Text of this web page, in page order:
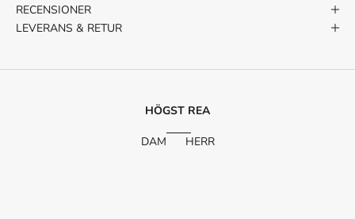
RECENSIONER
LEVERANS & RETUR
HÖGST REA
DAM HERR